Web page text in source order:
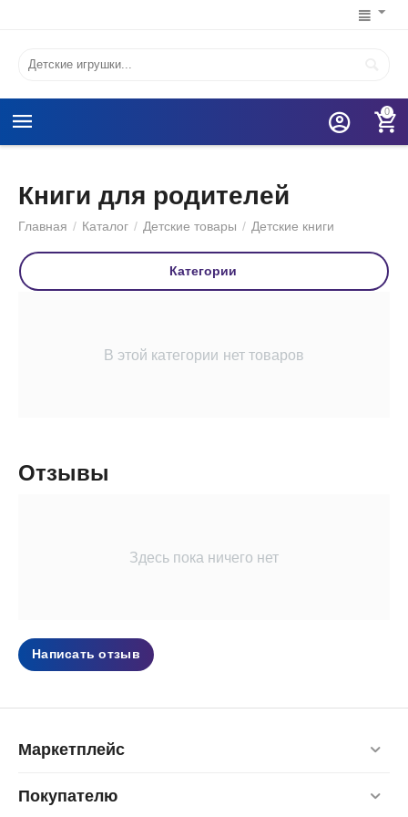
0
Книги для родителей
Главная / Каталог / Детские товары / Детские книги
Категории
В этой категории нет товаров
Отзывы
Здесь пока ничего нет
Написать отзыв
Маркетплейс
Покупателю